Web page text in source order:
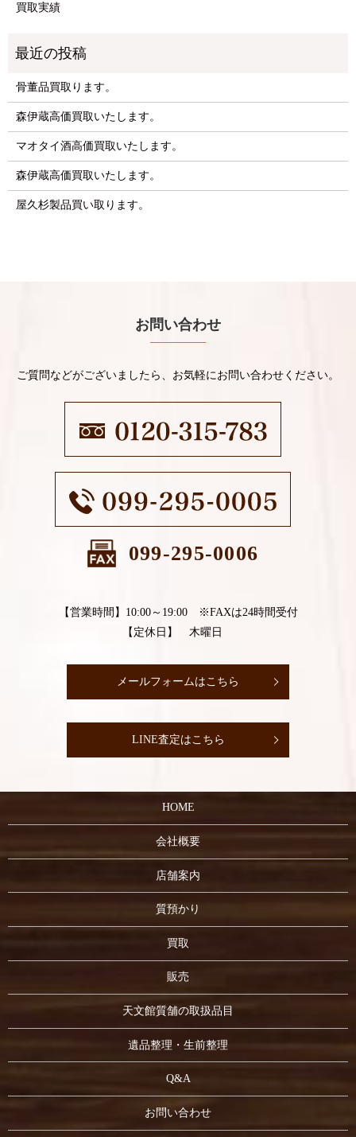
買取実績
骨董品買取ります。
森伊蔵高価買取いたします。
マオタイ酒高価買取いたします。
森伊蔵高価買取いたします。
屋久杉製品買い取ります。
お問い合わせ
ご質問などがございましたら、お気軽にお問い合わせください。
099-295-0006
【営業時間】10:00～19:00 ※FAXは24時間受付
【定休日】 木曜日
メールフォームはこちら
LINE査定はこちら
HOME
会社概要
店舗案内
質預かり
買取
販売
天文館質舗の取扱品目
遺品整理・生前整理
Q&A
お問い合わせ